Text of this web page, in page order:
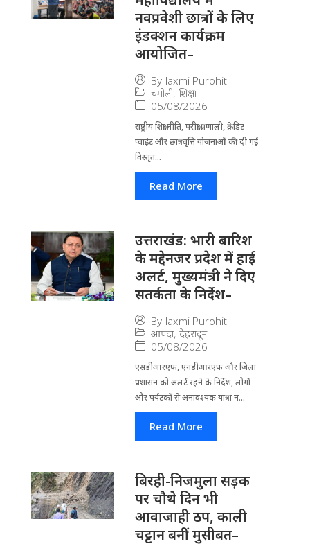
नवप्रवेशी छात्रों के लिए
इंडक्शन कार्यक्रम
आयोजित–
By laxmi Purohit
चमोली, शिक्षा
05/08/2026
राष्ट्रीय शिक्षा नीति, परीक्षा प्रणाली, क्रेडिट
प्वाइंट और छात्रवृत्ति योजनाओं की दी गई
विस्तृत...
Read More
उत्तराखंड: भारी बारिश
के मद्देनजर प्रदेश में हाई
अलर्ट, मुख्यमंत्री ने दिए
सतर्कता के निर्देश–
By laxmi Purohit
आपदा, देहरादून
05/08/2026
एसडीआरएफ, एनडीआरएफ और जिला
प्रशासन को अलर्ट रहने के निर्देश, लोगों
और पर्यटकों से अनावश्यक यात्रा न...
Read More
बिरही-निजमुला सड़क
पर चौथे दिन भी
आवाजाही ठप, काली
चट्टान बनीं मुसीबत–